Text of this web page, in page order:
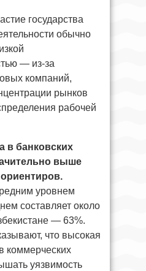
государства
обычно
— из-за
компаний,
рынков
рабочей
в банковских
выше
уровнем
составляет около
— 63%.
что высокая
коммерческих
уязвимость